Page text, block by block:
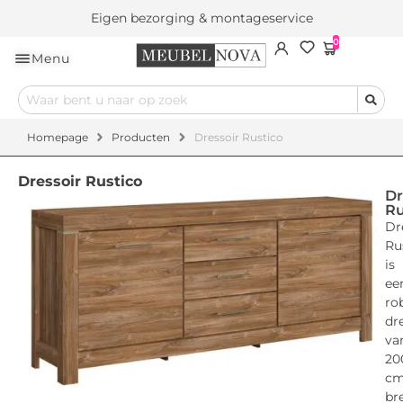
Eigen bezorging & montageservice
Menu
0
Homepage Producten Dressoir Rustico
Dressoir Rustico
is